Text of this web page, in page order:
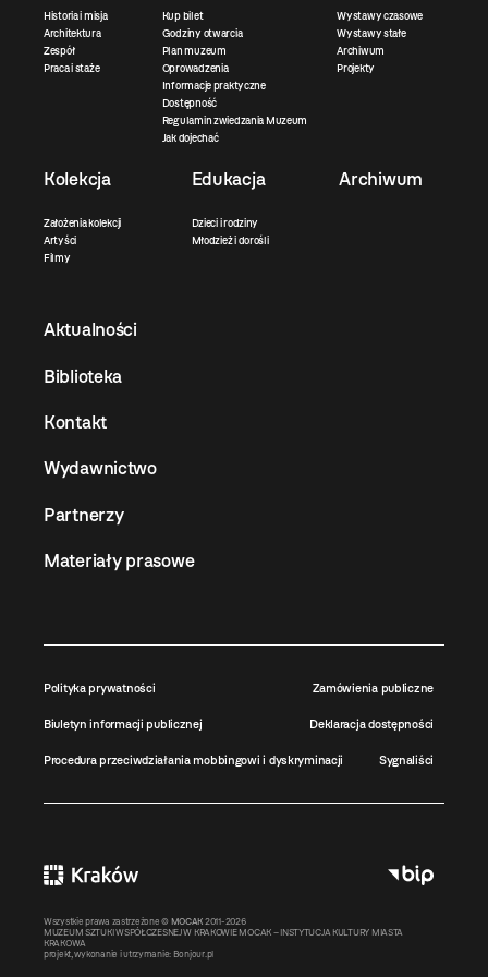
Historia i misja
Architektura
Zespół
Praca i staże
Kup bilet
Godziny otwarcia
Plan muzeum
Oprowadzenia
Informacje praktyczne
Dostępność
Regulamin zwiedzania Muzeum
Jak dojechać
Wystawy czasowe
Wystawy stałe
Archiwum
Projekty
Kolekcja
Założenia kolekcji
Artyści
Filmy
Edukacja
Dzieci i rodziny
Młodzież i dorośli
Archiwum
Aktualności
Biblioteka
Kontakt
Wydawnictwo
Partnerzy
Materiały prasowe
Polityka prywatności Zamówienia publiczne
Biuletyn informacji publicznej Deklaracja dostępności
Procedura przeciwdziałania mobbingowi i dyskryminacji Sygnaliści
Wszystkie prawa zastrzeżone © MOCAK 2011-2026
MUZEUM SZTUKI WSPÓŁCZESNEJ W KRAKOWIE MOCAK – INSTYTUCJA KULTURY MIASTA
KRAKOWA
projekt, wykonanie i utrzymanie: Bonjour.pl